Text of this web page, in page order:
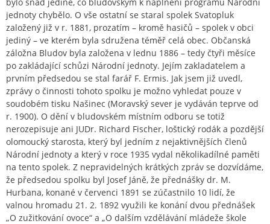
jednoty chybělo. O vše ostatní se staral spolek Svatopluk
založený již v r. 1881, prozatím – kromě hasičů – spolek v obci
jediný – ve kterém byla sdružena téměř celá obec. Občanská
záložna Bludov byla založena v lednu 1886 – tedy čtyři měsíce
po zakládající schůzi Národní jednoty. Jejím zakladatelem a
prvním předsedou se stal farář F. Ermis. Jak jsem již uvedl,
zprávy o činnosti tohoto spolku je možno vyhledat pouze v
soudobém tisku Našinec (Moravský sever je vydáván teprve od
r. 1900). O dění v bludovském místním odboru se totiž
nerozepisuje ani JUDr. Richard Fischer, loštický rodák a pozdější
olomoucký starosta, který byl jedním z nejaktivnějších členů
Národní jednoty a který v roce 1935 vydal několikadílné paměti
na tento spolek. Z nepravidelných krátkých zpráv se dozvídáme,
že předsedou spolku byl Josef Jáně, že přednášky dr. M.
Hurbana, konané v červenci 1891 se zúčastnilo 10 lidí, že
valnou hromadu 21. 2. 1892 využili ke konání dvou přednášek
„O zužitkování ovoce“ a „O dalším vzdělávání mládeže škole